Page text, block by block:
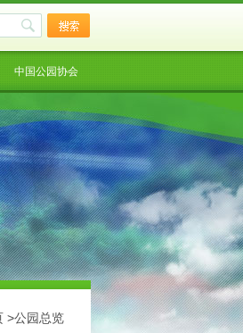
中国公园协会
>公园总览